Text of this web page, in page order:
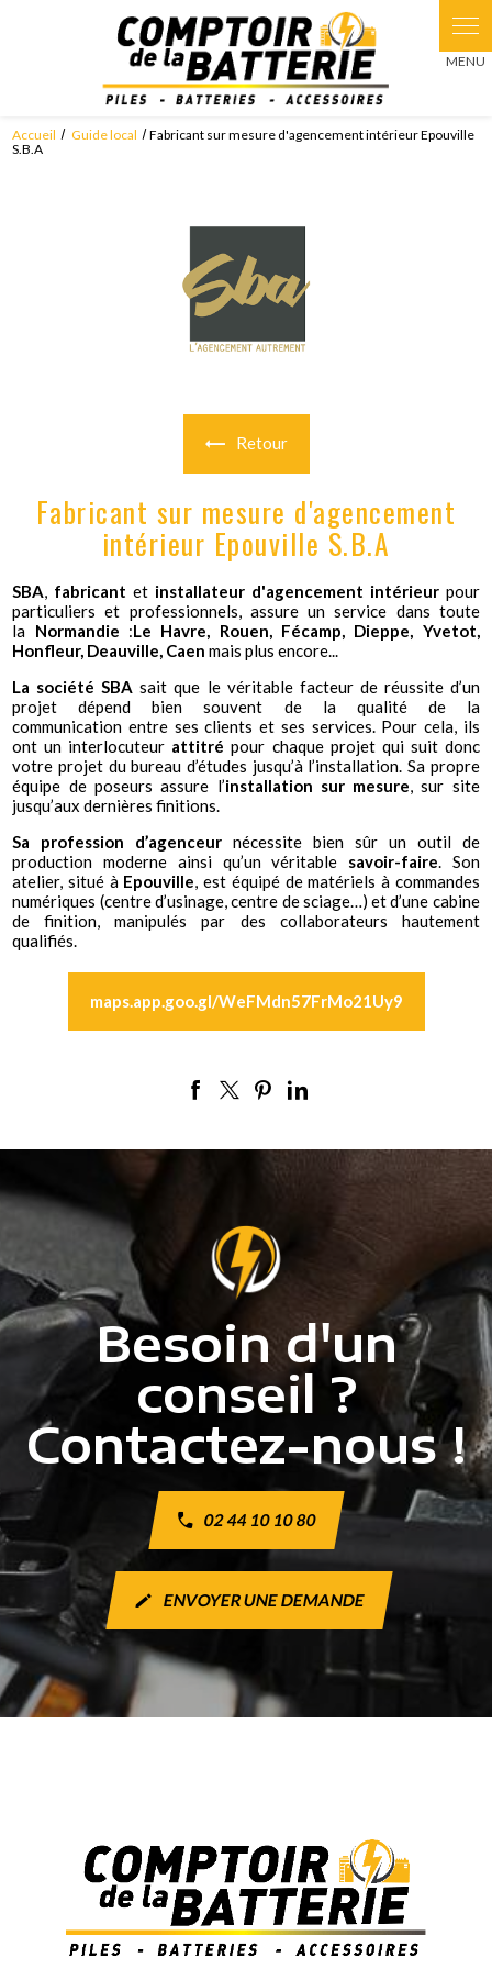
Accueil Guide local
Fabricant sur mesure d'agencement intérieur Epouville
S.B.A
Retour
Fabricant sur mesure d'agencement
intérieur Epouville S.B.A
SBA, fabricant et installateur d'agencement intérieurpour
particuliers et professionnels, assure un service dans toute
la Normandie :Le Havre, Rouen, Fécamp, Dieppe, Yvetot,
Honfleur, Deauville, Caenmais plus encore...
La société SBA sait que le véritable facteur de réussite d’un
projet dépend bien souvent de la qualité de la
communication entre ses clients et ses services. Pour cela, ils
ont un interlocuteur attitrépour chaque projet qui suit donc
votre projet du bureau d’études jusqu’à l’installation. Sa propre
équipe de poseurs assure l’installation sur mesure, sur site
jusqu’aux dernières finitions.
Sa profession d’agenceur nécessite bien sûr un outil de
production moderne ainsi qu’un véritable savoir-faire. Son
atelier, situé à Epouville, est équipé de matériels à commandes
numériques (centre d’usinage, centre de sciage…) et d’une cabine
de finition, manipulés par des collaborateurs hautement
qualifiés.
maps.app.goo.gl/WeFMdn57FrMo21Uy9
Besoin d'un
conseil ?
Contactez-nous !
02 44 10 10 80
create ENVOYER UNE DEMANDE